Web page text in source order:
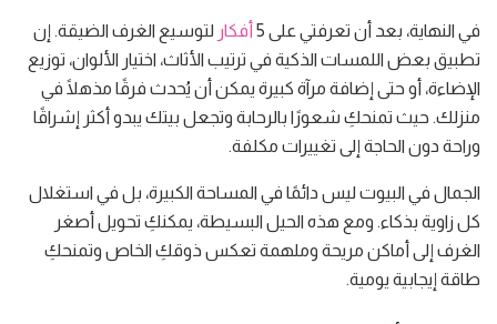
في النهاية، بعد أن تعرفتي على 5 أفكار لتوسيع الغرف الضيقة. إن
تطبيق بعض اللمسات الذكية في ترتيب الأثاث، اختيار الألوان، توزيع
الإضاءة، أو حتى إضافة مرآة كبيرة يمكن أن يُحدث فرقًا مذهلًا في
منزلك. حيث تمنحكِ شعورًا بالرحابة وتجعل بيتك يبدو أكثر إشراقًا
وراحة دون الحاجة إلى تغييرات مكلفة.
الجمال في البيوت ليس دائمًا في المساحة الكبيرة، بل في استغلال
كل زاوية بذكاء. ومع هذه الحيل البسيطة، يمكنكِ تحويل أصغر
الغرف إلى أماكن مريحة وملهمة تعكس ذوقكِ الخاص وتمنحكِ
طاقة إيجابية يومية.